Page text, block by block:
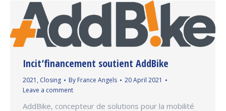
Incit’financement soutient AddBike
2021 , Closing By France Angels
20 April 2021
Leave a comment
AddBike, concepteur de solutions pour la mobilité